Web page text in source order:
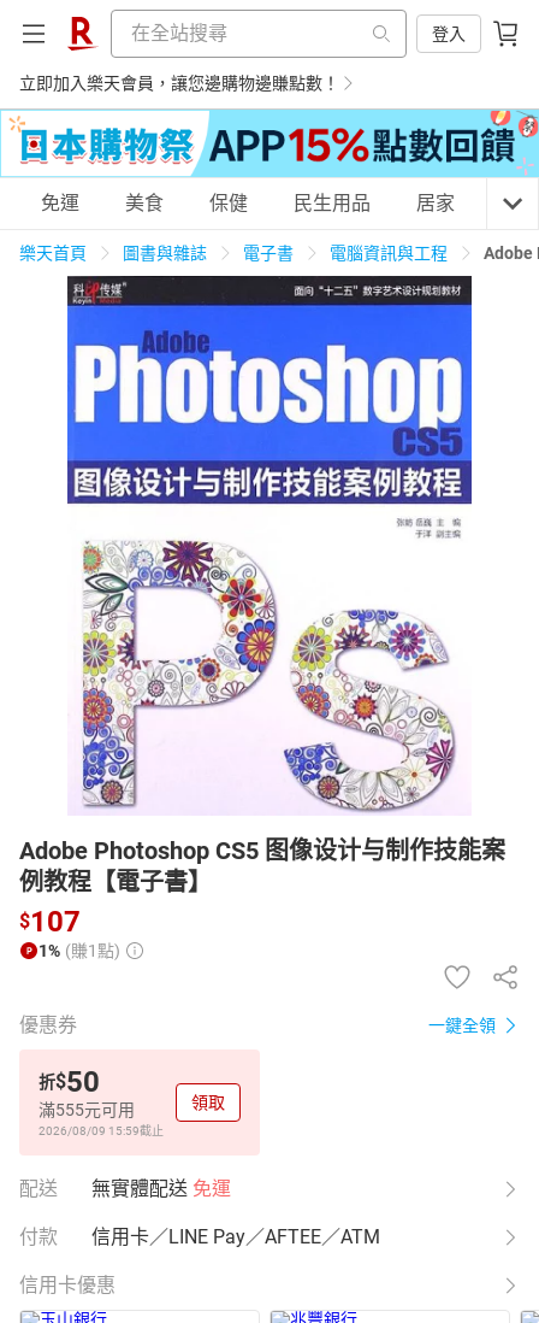
登入
立即加入樂天會員，讓您邊購物邊賺點數！
購物網分類
居家生活 3C家電 運動休閒 親子玩具
情趣用品
日本購物 電子/紙本書
HOT
免運 美食 保健 民生用品 居家 3C
樂天首頁 圖書與雜誌 電子書 電腦資訊與工程 Adobe
Adobe Photoshop CS5 图像设计与制作技能案
例教程【電子書】
$107
1% (賺1點)
優惠券 一鍵全領
折$50
滿555元可用
2026/08/09 15:59截止
領取
配送 無實體配送 免運
付款 信用卡／LINE Pay／AFTEE／ATM
信用卡優惠